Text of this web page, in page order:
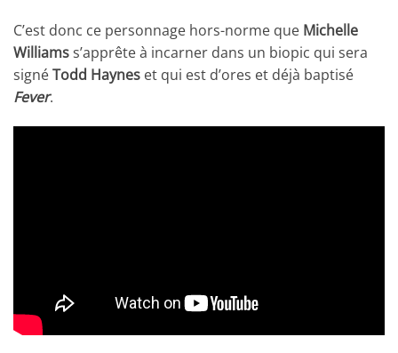
C’est donc ce personnage hors-norme que Michelle
Williamss’apprête à incarner dans un biopic qui sera
signéTodd Haynes et qui est d’ores et déjà baptisé
Fever.